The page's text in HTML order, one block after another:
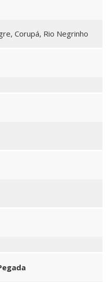
Corupá, Rio Negrinho